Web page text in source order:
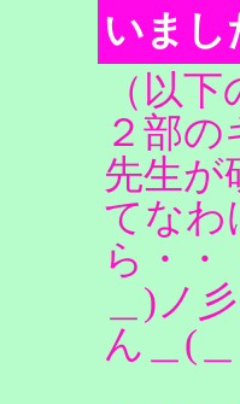
いまし
（以
２部
先生が
てなわ
ら・
＿)ノ
ん＿(